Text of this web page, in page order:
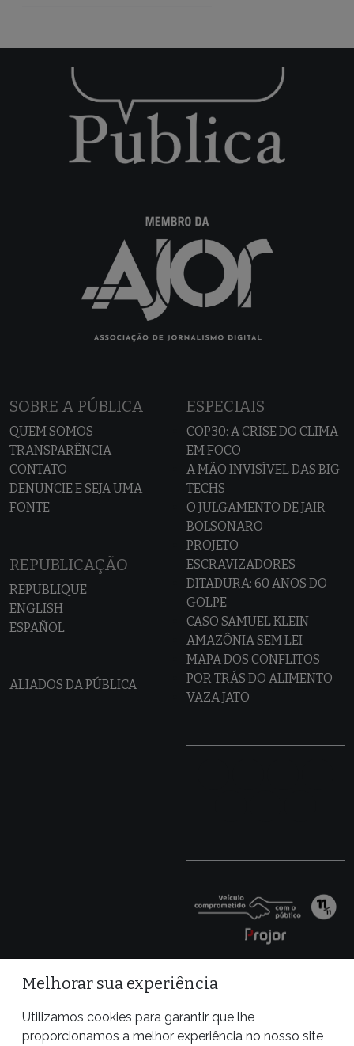
SOBRE A PÚBLICA
QUEM SOMOS
TRANSPARÊNCIA
CONTATO
DENUNCIE E SEJA UMA
FONTE
REPUBLICAÇÃO
REPUBLIQUE
ENGLISH
ESPAÑOL
ALIADOS DA PÚBLICA
ESPECIAIS
COP30: A CRISE DO CLIMA
EM FOCO
A MÃO INVISÍVEL DAS BIG
TECHS
O JULGAMENTO DE JAIR
BOLSONARO
PROJETO
ESCRAVIZADORES
DITADURA: 60 ANOS DO
GOLPE
CASO SAMUEL KLEIN
AMAZÔNIA SEM LEI
MAPA DOS CONFLITOS
POR TRÁS DO ALIMENTO
VAZA JATO
Melhorar sua experiência
Utilizamos cookies para garantir que lhe
proporcionamos a melhor experiência no nosso site